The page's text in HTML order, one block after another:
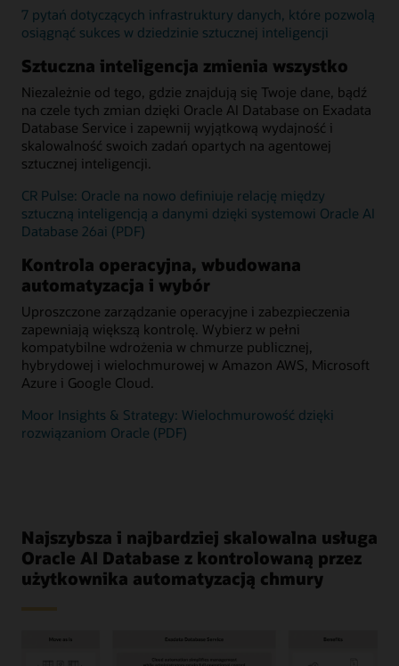
7 pytań dotyczących infrastruktury danych, które pozwolą
osiągnąć sukces w dziedzinie sztucznej inteligencji
Sztuczna inteligencja zmienia wszystko
Niezależnie od tego, gdzie znajdują się Twoje dane, bądź
na czele tych zmian dzięki Oracle AI Database on Exadata
Database Service i zapewnij wyjątkową wydajność i
skalowalność swoich zadań opartych na agentowej
sztucznej inteligencji.
CR Pulse: Oracle na nowo definiuje relację między
sztuczną inteligencją a danymi dzięki systemowi Oracle AI
Database 26ai (PDF)
Kontrola operacyjna, wbudowana
automatyzacja i wybór
Uproszczone zarządzanie operacyjne i zabezpieczenia
zapewniają większą kontrolę. Wybierz w pełni
kompatybilne wdrożenia w chmurze publicznej,
hybrydowej i wielochmurowej w Amazon AWS, Microsoft
Azure i Google Cloud.
Moor Insights & Strategy: Wielochmurowość dzięki
rozwiązaniom Oracle (PDF)
Najszybsza i najbardziej skalowalna usługa
Oracle AI Database z kontrolowaną przez
użytkownika automatyzacją chmury